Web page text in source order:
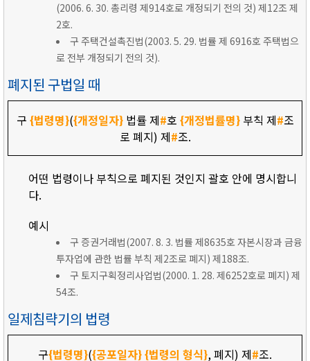
(2006. 6. 30. 총리령 제914호로 개정되기 전의 것) 제12조 제
2호.
구 주택건설촉진법(2003. 5. 29. 법률 제 6916호 주택법으
로 전부 개정되기 전의 것).
폐지된 구법일 때
구 {법령명}({개정일자}법률 제#호 {개정법률명}부칙 제#조
로 폐지) 제#조.
어떤 법령이나 부칙으로 폐지된 것인지 괄호 안에 명시합니
다.
예시
구 증권거래법(2007. 8. 3. 법률 제8635호 자본시장과 금융
투자업에 관한 법률 부칙 제2조로 폐지) 제188조.
구 토지구획정리사업법(2000. 1. 28. 제6252호로 폐지) 제
54조.
일제침략기의 법령
구{법령명}({공포일자}{법령의 형식}, 폐지) 제#조.